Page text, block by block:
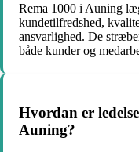
Rema 1000 i Auning
kundetilfredshed,
ansvarlighed. De
både kunder og
Hvordan er
Auning?